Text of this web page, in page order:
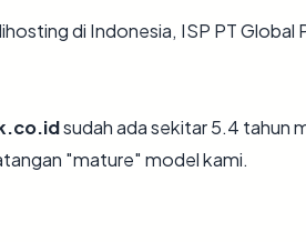
di Indonesia, ISP PT Global
sudah ada sekitar 5.4 tahun
"mature" model kami.